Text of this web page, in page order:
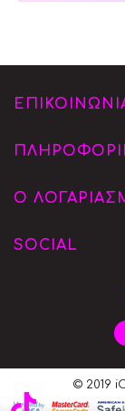
Ο
SOCIAL
© 2019